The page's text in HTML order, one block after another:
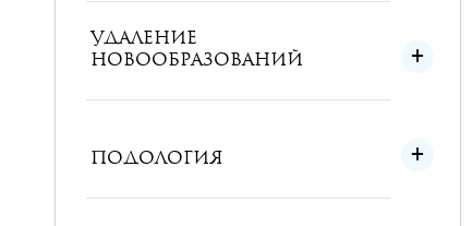
УДАЛЕНИЕ
НОВООБРАЗОВАНИЙ
ПОДОЛОГИЯ